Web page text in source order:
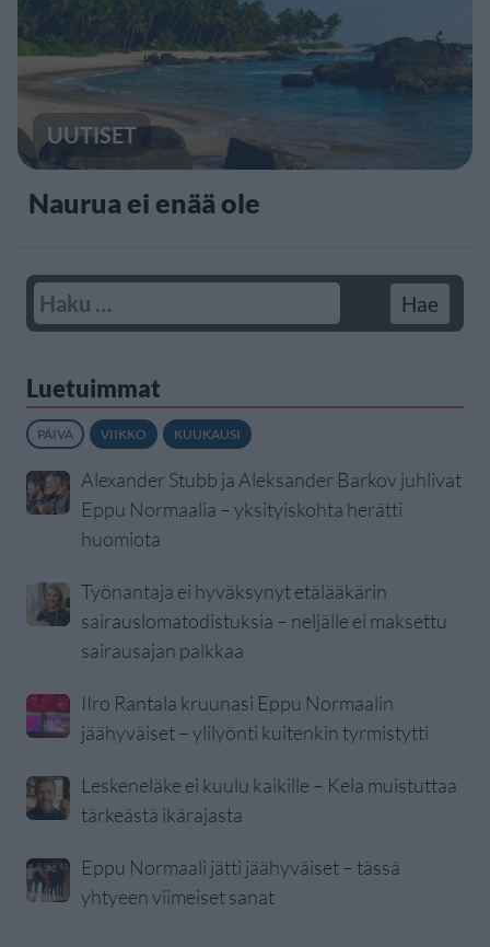
UUTISET
Naurua ei enää ole
Luetuimmat
PÄIVÄ VIIKKO KUUKAUSI
Alexander Stubb ja Aleksander Barkov juhlivat
Eppu Normaalia – yksityiskohta herätti
huomiota
Työnantaja ei hyväksynyt etälääkärin
sairauslomatodistuksia – neljälle ei maksettu
sairausajan palkkaa
IIro Rantala kruunasi Eppu Normaalin
jäähyväiset – ylilyönti kuitenkin tyrmistytti
Leskeneläke ei kuulu kaikille – Kela muistuttaa
tärkeästä ikärajasta
Eppu Normaali jätti jäähyväiset – tässä
yhtyeen viimeiset sanat